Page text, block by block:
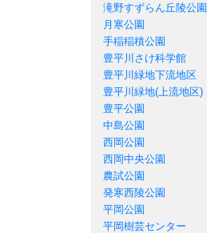
滝野すずらん丘陵公園
月寒公園
手稲稲積公園
豊平川さけ科学館
豊平川緑地下流地区
豊平川緑地(上流地区)
豊平公園
中島公園
西岡公園
西岡中央公園
農試公園
発寒西陵公園
平岡公園
平岡樹芸センター